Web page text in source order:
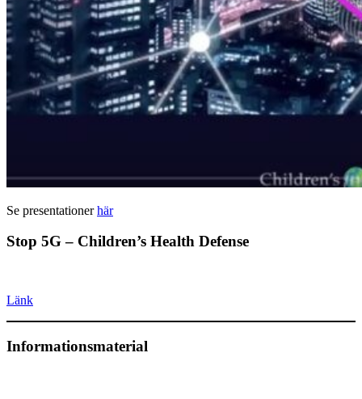
Se presentationerhär
Stop 5G – Children’s Health Defense
Länk
Informationsmaterial